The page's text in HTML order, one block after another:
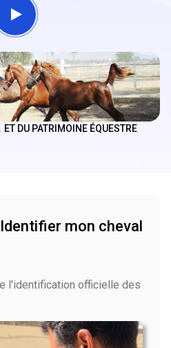
ET DU PATRIMOINE ÉQUESTRE
Identifier mon cheval
l'identification officielle des